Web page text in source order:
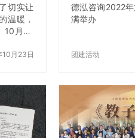
切实让
温暖，
10月23
办了一
场地、
的生日
含着对
同事们
月23日
德泓咨询2022
满举办
团建活动